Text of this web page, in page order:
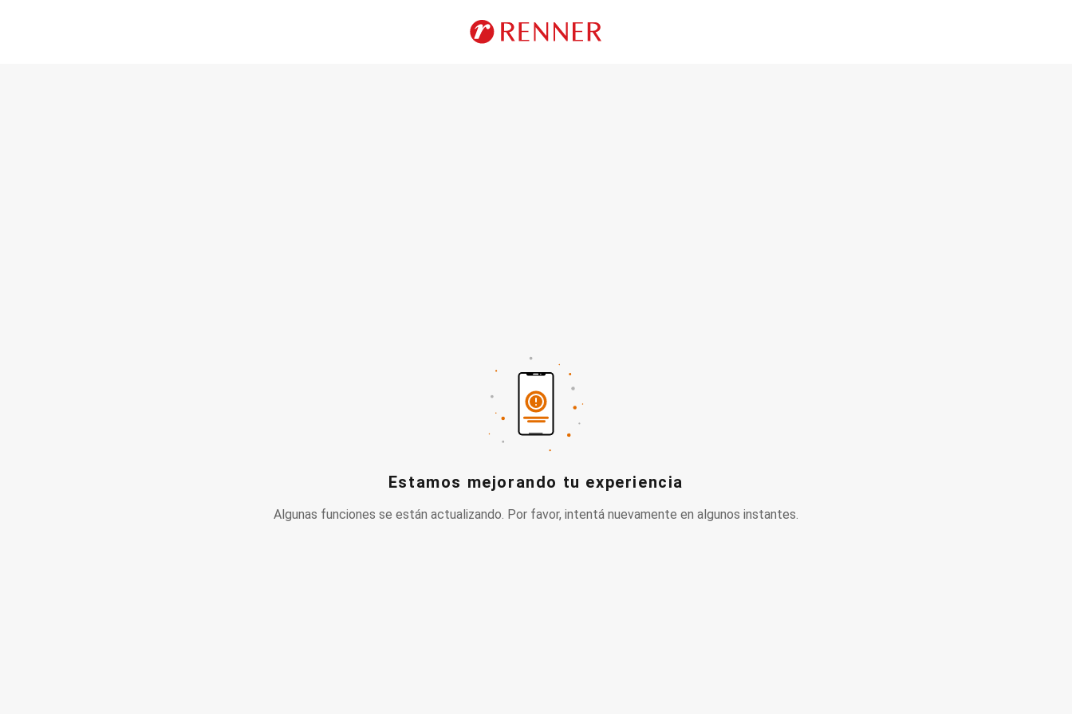
Estamos mejorando tu experiencia
Algunas funciones se están actualizando. Por favor, intentá nuevamente en algunos instantes.